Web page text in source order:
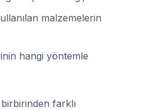
malzemelerin
hangi yöntemle
farklı